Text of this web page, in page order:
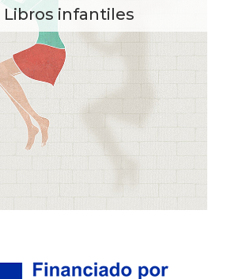
Libros infantiles